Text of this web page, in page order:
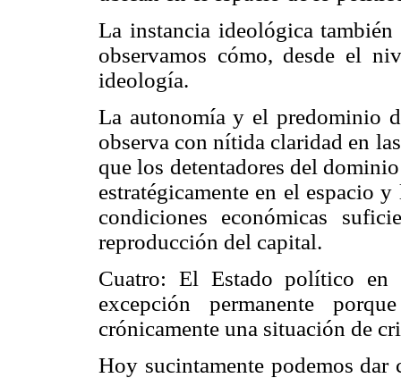
La instancia ideológica
observamos cómo, desde el
ideología.
La autonomía y el predominio
observa con nítida claridad en
que los detentadores del
estratégicamente en el espacio
condiciones económicas
reproducción del capital.
Cuatro: El Estado político en
excepción permanente
crónicamente una situación de
Hoy sucintamente podemos